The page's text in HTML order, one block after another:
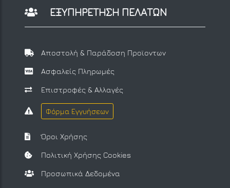
ΕΞΥΠΗΡΕΤΗΣΗ ΠΕΛΑΤΩΝ
Αποστολή & Παράδοση Προϊοντων
Ασφαλείς Πληρωμές
Επιστροφές & Αλλαγές
Φόρμα Εγγυήσεων
Όροι Χρήσης
Πολιτική Χρήσης Cookies
Προσωπικά Δεδομένα